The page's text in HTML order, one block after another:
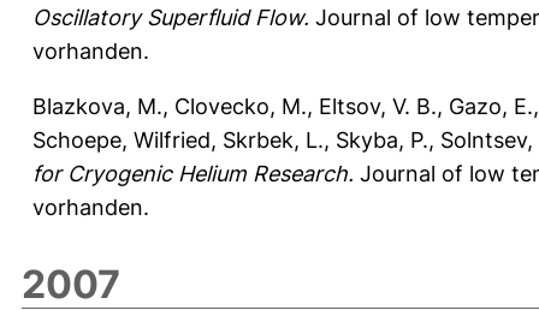
Oscillatory Superfluid Flow. Journal of low
vorhanden.
Blazkova, M., Clovecko, M., Eltsov, V. B., Gazo, E.
Schoepe, Wilfried, Skrbek, L., Skyba, P., Solntsev,
for Cryogenic Helium Research. Journal of low
vorhanden.
2007